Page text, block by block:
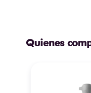
Quienes